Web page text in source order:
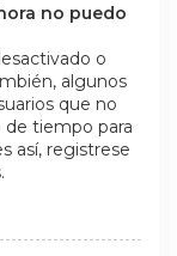
no puedo
o
algunos
que no
tiempo para
así, registrese